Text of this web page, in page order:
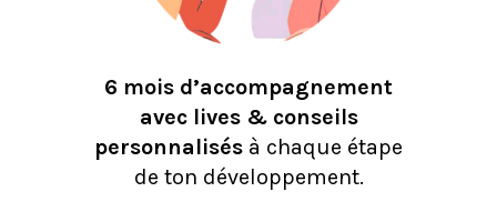
6 mois d’accompagnement
avec lives & conseils
personnalisés à chaque étape
de ton développement.